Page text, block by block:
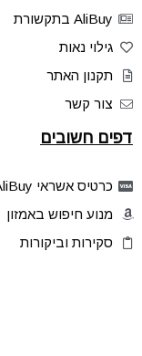
AliBuy בתקשורת
גילוי נאות
תקנון האתר
צור קשר
דפים חשובים
כרטיס אשראי AliBuy
מנוע חיפוש באמזון
סקירות וביקורות